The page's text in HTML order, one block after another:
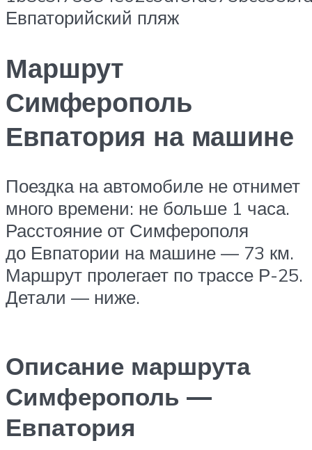
Евпаторийский пляж
Маршрут
Симферополь
Евпатория на машине
Поездка на автомобиле не отнимет
много времени: не больше 1 часа.
Расстояние от Симферополя
до Евпатории на машине — 73 км.
Маршрут пролегает по трассе Р-25.
Детали — ниже.
Описание маршрута
Симферополь —
Евпатория